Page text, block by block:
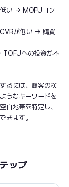
い → MOFUコン
が低い → 購買
TOFUへの投資が不
るには、顧客の検
うなキーワードを
白地帯を特定し、
きます。
ップ